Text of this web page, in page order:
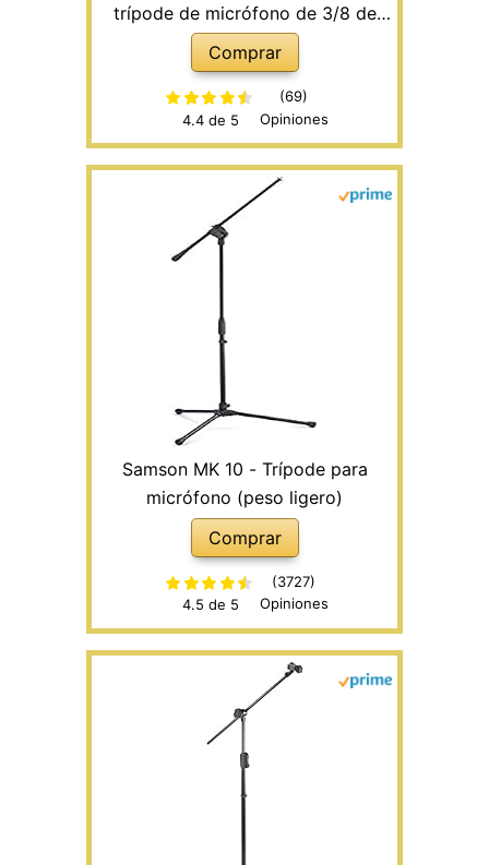
trípode de micrófono de 3/8 de
pulgada) con soldadura - 55
extensiones Negro
Comprar
4.4 de 5
(69)
Opiniones
Samson MK 10 - Trípode para
micrófono (peso ligero)
Comprar
4.5 de 5
(3727)
Opiniones